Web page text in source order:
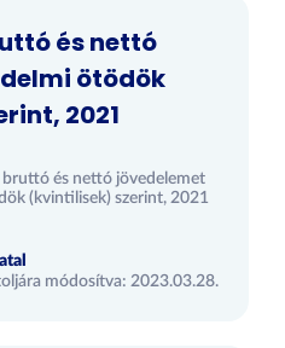
és nettó
ötödök
2021
és nettó jövedelemet
(kvintilisek) szerint, 2021
módosítva: 2023.03.28.